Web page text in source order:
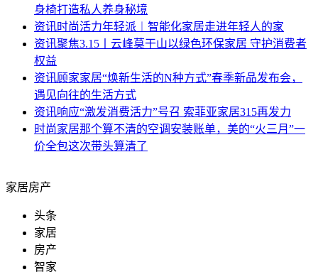
身椅打造私人养身秘境
资讯时尚活力年轻派︱智能化家居走进年轻人的家
资讯聚焦3.15丨云峰莫干山以绿色环保家居 守护消费者
权益
资讯顾家家居“焕新生活的N种方式”春季新品发布会，
遇见向往的生活方式
资讯响应“激发消费活力”号召 索菲亚家居315再发力
时尚家居那个算不清的空调安装账单，美的“火三月”一
价全包这次带头算清了
家居房产
头条
家居
房产
智家